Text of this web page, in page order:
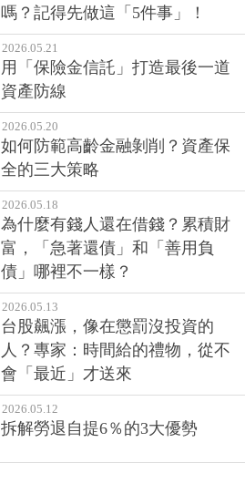
嗎？記得先做這「5件事」！
2026.05.21
用「保險金信託」打造最後一道
資產防線
2026.05.20
如何防範高齡金融剝削？資產保
全的三大策略
2026.05.18
為什麼有錢人還在借錢？累積財
富，「急著還債」和「善用負
債」哪裡不一樣？
2026.05.13
台股飆漲，像在懲罰沒投資的
人？專家：時間給的禮物，從不
會「最近」才送來​
2026.05.12
拆解勞退自提6％的3大優勢